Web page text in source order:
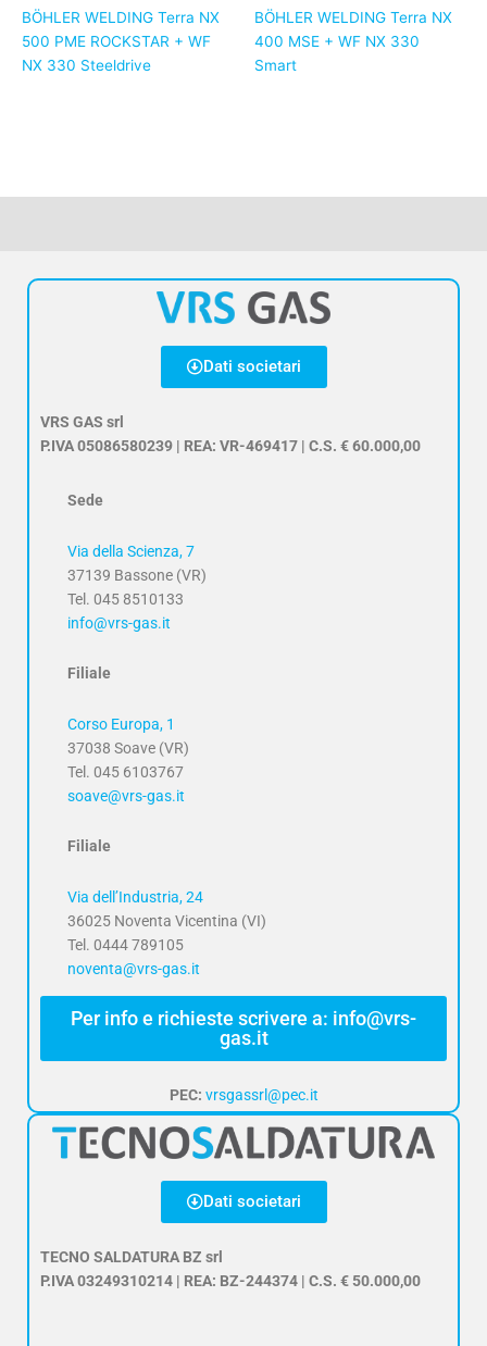
BÖHLER WELDING Terra NX
500 PME ROCKSTAR + WF
NX 330 Steeldrive
BÖHLER WELDING Terra NX
400 MSE + WF NX 330
Smart
Dati societari
VRS GAS srl
P.IVA 05086580239 | REA: VR-469417 | C.S. € 60.000,00
Sede
Via della Scienza, 7
37139 Bassone (VR)
Tel. 045 8510133
info@vrs-gas.it
Filiale
Corso Europa, 1
37038 Soave (VR)
Tel. 045 6103767
soave@vrs-gas.it
Filiale
Via dell’Industria, 24
36025 Noventa Vicentina (VI)
Tel. 0444 789105
noventa@vrs-gas.it
Per info e richieste scrivere a: info@vrs-
gas.it
PEC: vrsgassrl@pec.it
Dati societari
TECNO SALDATURA BZ srl
P.IVA 03249310214 | REA: BZ-244374 | C.S. € 50.000,00